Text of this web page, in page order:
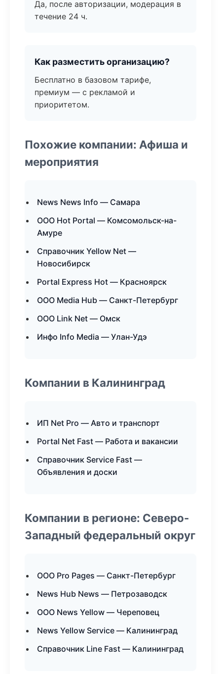
Да, после авторизации, модерация в
течение 24 ч.
Как разместить организацию?
Бесплатно в базовом тарифе,
премиум — с рекламой и
приоритетом.
Похожие компании: Афиша и
мероприятия
News News Info — Самара
ООО Hot Portal — Комсомольск-на-
Амуре
Справочник Yellow Net —
Новосибирск
Portal Express Hot — Красноярск
ООО Media Hub — Санкт-Петербург
ООО Link Net — Омск
Инфо Info Media — Улан-Удэ
Компании в Калининград
ИП Net Pro — Авто и транспорт
Portal Net Fast — Работа и вакансии
Справочник Service Fast —
Объявления и доски
Компании в регионе: Северо-
Западный федеральный округ
ООО Pro Pages — Санкт-Петербург
News Hub News — Петрозаводск
ООО News Yellow — Череповец
News Yellow Service — Калининград
Справочник Line Fast — Калининград